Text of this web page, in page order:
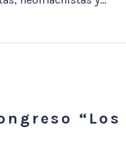
“Los